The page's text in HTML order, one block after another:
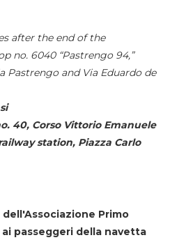
after the end of the
no. 6040 “Pastrengo 94,”
Pastrengo and Via Eduardo de
40, Corso Vittorio Emanuele
station, Piazza Carlo
Primo
passeggeri della navetta